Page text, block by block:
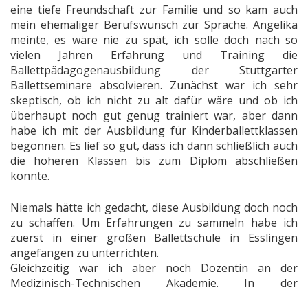
eine tiefe Freundschaft zur Familie und so kam auch
mein ehemaliger Berufswunsch zur Sprache. Angelika
meinte, es wäre nie zu spät, ich solle doch nach so
vielen Jahren Erfahrung und Training die
Ballettpädagogenausbildung der Stuttgarter
Ballettseminare absolvieren. Zunächst war ich sehr
skeptisch, ob ich nicht zu alt dafür wäre und ob ich
überhaupt noch gut genug trainiert war, aber dann
habe ich mit der Ausbildung für Kinderballettklassen
begonnen. Es lief so gut, dass ich dann schließlich auch
die höheren Klassen bis zum Diplom abschließen
konnte.
Niemals hätte ich gedacht, diese Ausbildung doch noch
zu schaffen. Um Erfahrungen zu sammeln habe ich
zuerst in einer großen Ballettschule in Esslingen
angefangen zu unterrichten.
Gleichzeitig war ich aber noch Dozentin an der
Medizinisch-Technischen Akademie. In der